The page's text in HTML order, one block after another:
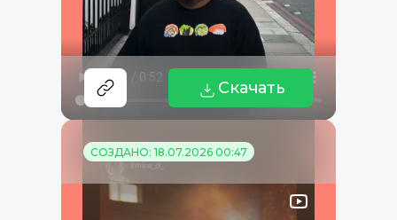
Скачать
СОЗДАНО: 18.07.2026 00:47